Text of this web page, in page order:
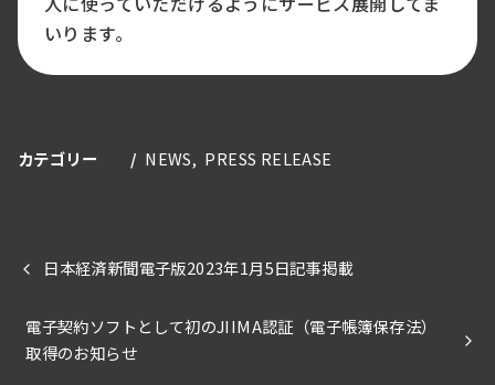
いります。
カテゴリー NEWS PRESS RELEASE
日本経済新聞電子版2023年1月5日記事掲載
電子契約ソフトとして初のJIIMA認証（電子帳簿保存法）
取得のお知らせ